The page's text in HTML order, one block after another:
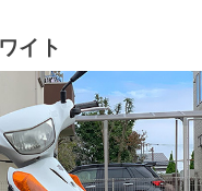
イト